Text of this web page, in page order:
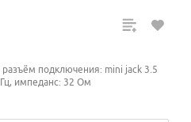
подключения: mini jack 3.5
импеданс: 32 Ом